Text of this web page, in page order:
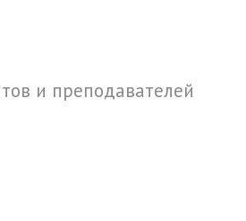
и преподавателей